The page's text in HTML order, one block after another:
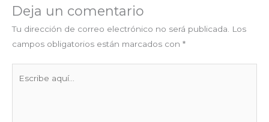
Deja un comentario
Tu dirección de correo electrónico no será publicada.
Los
campos obligatorios están marcados con *